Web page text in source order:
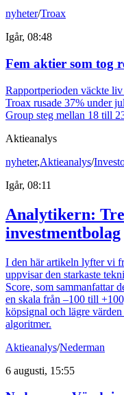
nyheter/Troax
Igår, 08:48
Fem aktier som tog
Rapportperioden väckte
Troax rusade 37% under
Group steg mellan 18 till
Aktieanalys
nyheter,Aktieanalys/
Igår, 08:11
Analytikern:
investmentbolag
I den här artikeln lyfter vi
uppvisar den starkaste
Score, som sammanfattar
en skala från –100 till
köpsignal och lägre
algoritmer.
Aktieanalys/Nederman
6 augusti, 15:55